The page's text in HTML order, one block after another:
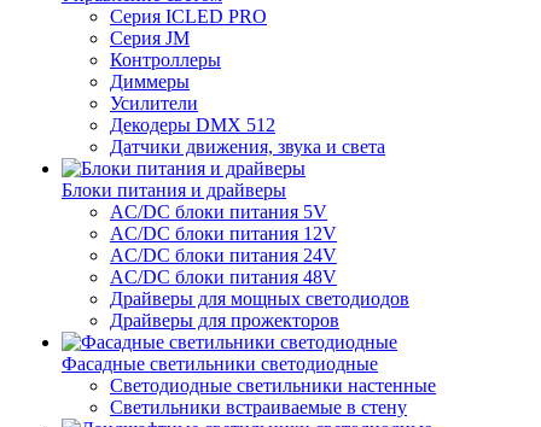
Серия ICLED PRO
Серия JM
Контроллеры
Диммеры
Усилители
Декодеры DMX 512
Датчики движения, звука и света
Блоки питания и драйверы
AC/DC блоки питания 5V
AC/DC блоки питания 12V
AC/DC блоки питания 24V
AC/DC блоки питания 48V
Драйверы для мощных светодиодов
Драйверы для прожекторов
Фасадные светильники светодиодные
Светодиодные светильники настенные
Светильники встраиваемые в стену